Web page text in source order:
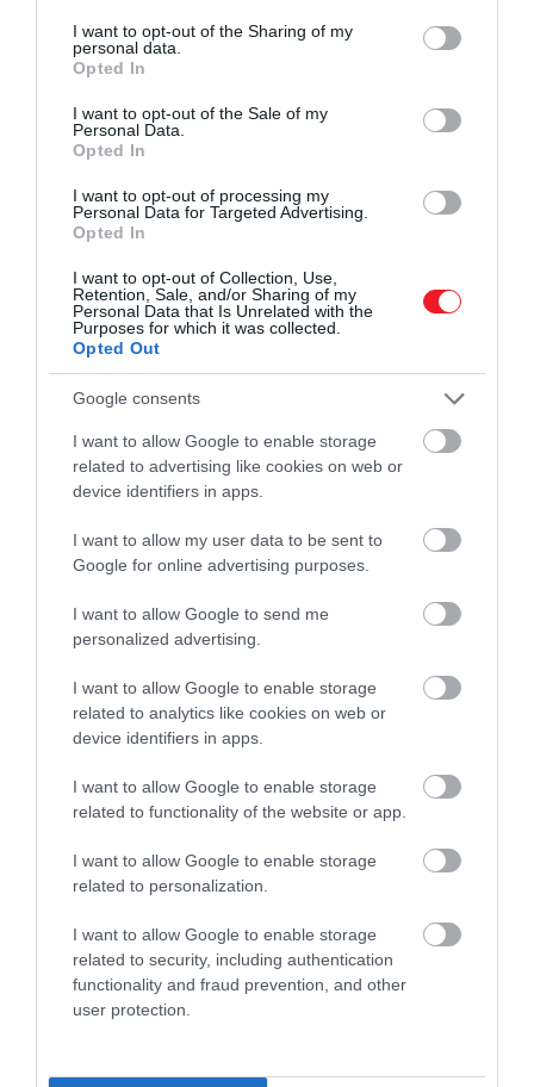
not limited to your visit or usage behaviour. You may click to
grant or deny consent to Google and its third-party tags to
use your data for below specified purposes in below Google
consent section.
I want to opt-out of the Sharing of my
personal data.
Opted In
I want to opt-out of the Sale of my
Personal Data.
Opted In
I want to opt-out of processing my
Personal Data for Targeted Advertising.
Opted In
I want to opt-out of Collection, Use,
Retention, Sale, and/or Sharing of my
Personal Data that Is Unrelated with the
Purposes for which it was collected.
Opted Out
Google consents
I want to allow Google to enable storage
related to advertising like cookies on web or
device identifiers in apps.
I want to allow my user data to be sent to
Google for online advertising purposes.
I want to allow Google to send me
personalized advertising.
I want to allow Google to enable storage
related to analytics like cookies on web or
device identifiers in apps.
I want to allow Google to enable storage
related to functionality of the website or app.
I want to allow Google to enable storage
related to personalization.
I want to allow Google to enable storage
related to security, including authentication
functionality and fraud prevention, and other
user protection.
4 (holtversenyben).Pozsony, Szlovákia, 506,76
dolláros, nagyjából 177 ezer forintos költség egy
Ezzel szemben a legdrágább Airbnb-város
dollár, nagyjából 67 ezer forint, tehát egy esetleges
városlátogatás során érdemes megfontolni, hogy a
Olvasd el ezt is!
mediterrán város
Ha csak az élelmiszer-vásárlás költségeit nézzük, a
bekerült a három legolcsóbb város közé. A
spektrum drágábbik végére a svájci Bern került,
amelyet Reykjavik és Washington követett.
Együttműködési és Fejlesztési Szervezet (OECD) 38
tagországában található városokat vette
figyelembe. A kutatás részletes eredményeit
Nyitókép:Bogotá/ Shutterstock
ÚTI CÉL KÜLFÖLD
NYARALÁS AIRBNB UTAZÁS
2026. JÚLIUS 24. ● UTAZÁS
Nem véletlenül imádják a magyarok: ez a
főváros lett Európa…
2026. JÚLIUS 12. ● UTAZÁS